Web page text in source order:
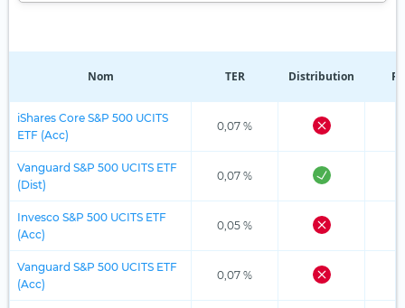
Nom TER Distribution
iShares Core S&P 500 UCITS
ETF (Acc)
0,07 %
Vanguard S&P 500 UCITS ETF
(Dist)
0,07 %
Invesco S&P 500 UCITS ETF
(Acc)
0,05 %
Vanguard S&P 500 UCITS ETF
(Acc)
0,07 %